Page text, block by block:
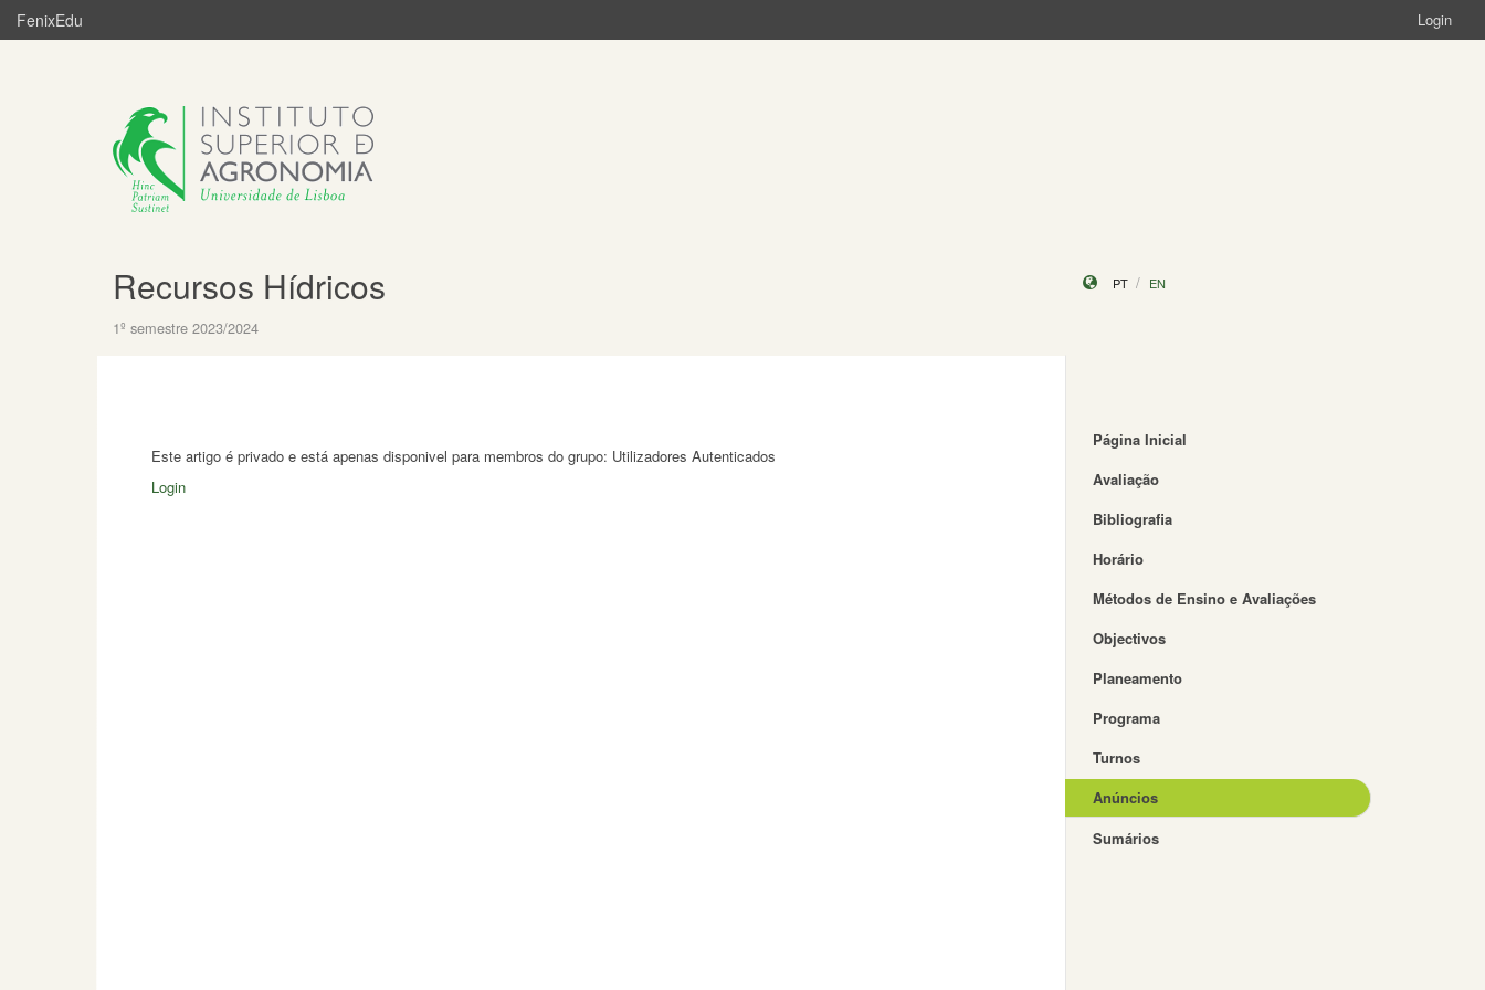
FenixEdu Login
Recursos Hídricos
1º semestre 2023/2024
PT EN
Este artigo é privado e está apenas disponivel para membros do grupo: Utilizadores Autenticados
Login
Página Inicial
Avaliação
Bibliografia
Horário
Métodos de Ensino e Avaliações
Objectivos
Planeamento
Programa
Turnos
Anúncios
Sumários